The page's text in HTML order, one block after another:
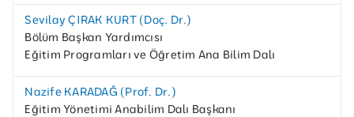
Sevilay ÇIRAK KURT (Doç. Dr.)
Bölüm Başkan Yardımcısı
Eğitim Programları ve Öğretim Ana Bilim Dalı
Nazife KARADAĞ (Prof. Dr.)
Eğitim Yönetimi Anabilim Dalı Başkanı